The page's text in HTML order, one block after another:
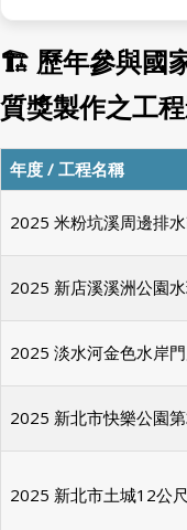
🏗 歷年參與國
質獎製作之工
年度 / 工程名稱
2025 米粉坑溪周邊排
2025 新店溪溪洲公園
2025 淡水河金色水岸
2025 新北市快樂公園
2025 新北市土城12公